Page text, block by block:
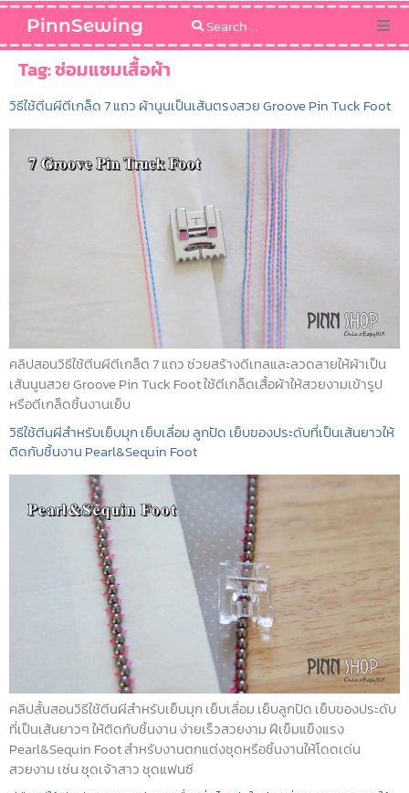
PinnSewing
Blog
Sewing Pattern
Tag:ซ่อมแซมเสื้อผ้า
วิธีใช้ตีนผีตีเกล็ด 7 แถว ผ้านูนเป็นเส้นตรงสวย Groove Pin Tuck Foot
คลิปสอนวิธีใช้ตีนผีตีเกล็ด 7 แถว ช่วยสร้างดีเทลและลวดลายให้ผ้าเป็น
เส้นนูนสวย Groove Pin Tuck Foot ใช้ตีเกล็ดเสื้อผ้าให้สวยงามเข้ารูป
หรือตีเกล็ดชิ้นงานเย็บ
วิธีใช้ตีนผีสำหรับเย็บมุก เย็บเลื่อม ลูกปัด เย็บของประดับที่เป็นเส้นยาวให้
ติดกับชิ้นงาน Pearl&Sequin Foot
คลิปสั้นสอนวิธีใช้ตีนผีสำหรับเย็บมุก เย็บเลื่อม เย็บลูกปัด เย็บของประดับ
ที่เป็นเส้นยาวๆ ให้ติดกับชิ้นงาน ง่ายเร็วสวยงาม ฝีเข็มแข็งแรง
Pearl&Sequin Foot สำหรับงานตกแต่งชุดหรือชิ้นงานให้โดดเด่น
สวยงาม เช่น ชุดเจ้าสาว ชุดแฟนซี